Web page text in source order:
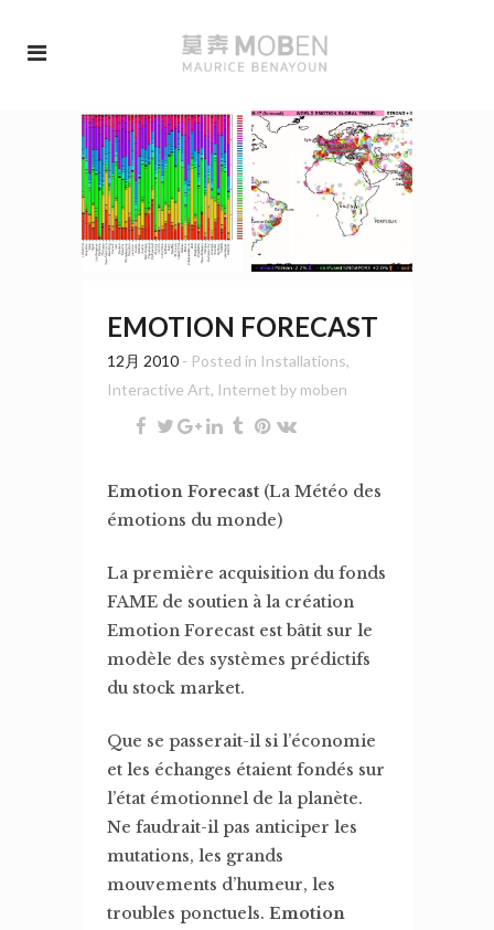
EMOTION FORECAST
12月 2010 - Posted in Installations,
Interactive Art, Internet by moben
Emotion Forecast (La Météo des
émotions du monde)
La première acquisition du fonds
FAME de soutien à la création
Emotion Forecast est bâtit sur le
modèle des systèmes prédictifs
du stock market.
Que se passerait-il si l’économie
et les échanges étaient fondés sur
l’état émotionnel de la planète.
Ne faudrait-il pas anticiper les
mutations, les grands
mouvements d’humeur, les
troubles ponctuels. Emotion